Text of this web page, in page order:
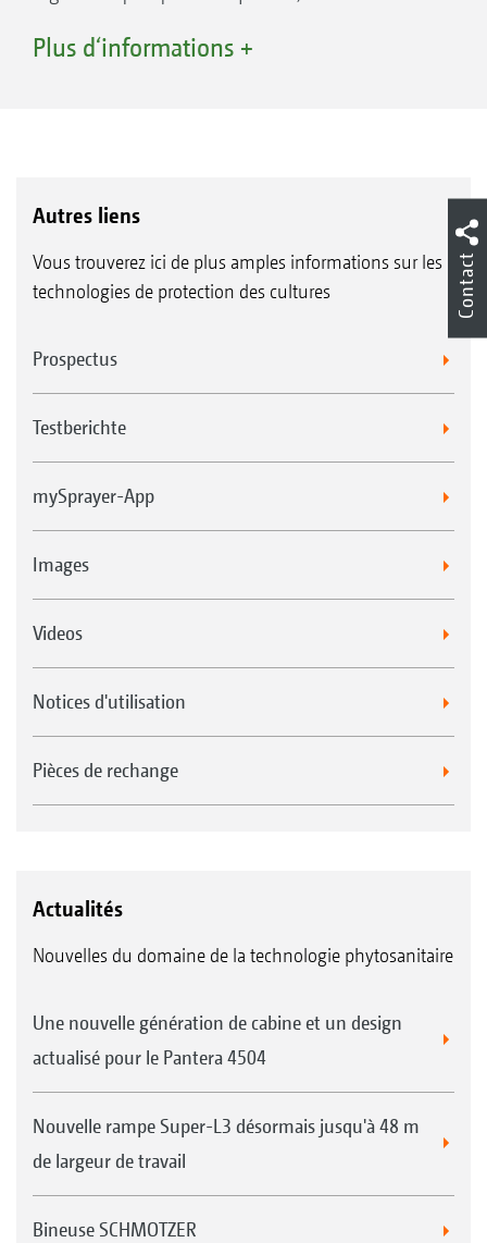
avec un terminal ISOBUS.
Plus d‘informations +
Autres liens
Vous trouverez ici de plus amples informations sur les
technologies de protection des cultures
Prospectus
Testberichte
mySprayer-App
Images
Videos
Notices d'utilisation
Pièces de rechange
Actualités
Nouvelles du domaine de la technologie phytosanitaire
Une nouvelle génération de cabine et un design
actualisé pour le Pantera 4504
Nouvelle rampe Super-L3 désormais jusqu'à 48 m
de largeur de travail
Bineuse SCHMOTZER
Contact